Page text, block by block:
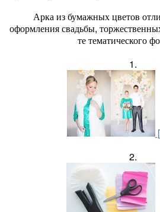
Арка из бумажных цветов
оформления свадьбы,
те тематического
1.
2.